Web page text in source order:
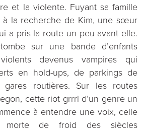
et la violente. Fuyant sa famille
à la recherche de Kim, une sœur
a pris la route un peu avant elle.
sur une bande d’enfants
devenus vampires qui
en hold-ups, de parkings de
gares routières. Sur les routes
cette riot grrrl d’un genre un
à entendre une voix, celle
morte de froid des siècles